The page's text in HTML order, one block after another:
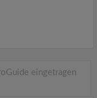
eingetragen